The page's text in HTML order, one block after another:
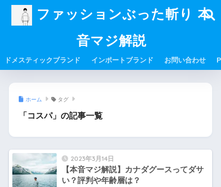
ファッションぶった斬り 本
音マジ解説
ドメスティックブランド インポートブランド お問い合わせ
ホーム タグ
「コスパ」の記事一覧
2023年3月14日
【本音マジ解説】カナダグースってダサ
い？評判や年齢層は？